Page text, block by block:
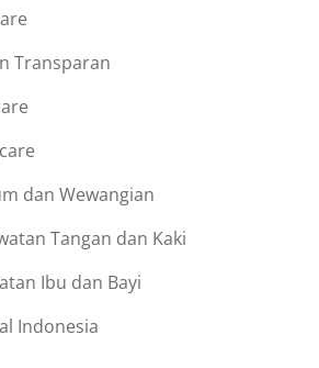
Transparan
dan Wewangian
Tangan dan Kaki
Ibu dan Bayi
Indonesia